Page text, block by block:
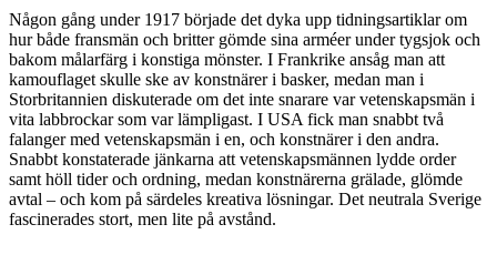
Någon gång under 1917 började det dyka upp tidningsartiklar om
hur både fransmän och britter gömde sina arméer under tygsjok och
bakom målarfärg i konstiga mönster. I Frankrike ansåg man att
kamouflaget skulle ske av konstnärer i basker, medan man i
Storbritannien diskuterade om det inte snarare var vetenskapsmän i
vita labbrockar som var lämpligast. I USA fick man snabbt två
falanger med vetenskapsmän i en, och konstnärer i den andra.
Snabbt konstaterade jänkarna att vetenskapsmännen lydde order
samt höll tider och ordning, medan konstnärerna grälade, glömde
avtal – och kom på särdeles kreativa lösningar. Det neutrala Sverige
fascinerades stort, men lite på avstånd.